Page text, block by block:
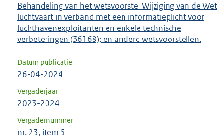
Behandeling van het wetsvoorstel Wijziging van de Wet
luchtvaart in verband met een informatieplicht voor
luchthavenexploitanten en enkele technische
verbeteringen (36168); en andere wetsvoorstellen.
Datum publicatie
26-04-2024
Vergaderjaar
2023-2024
Vergadernummer
nr. 23, item 5